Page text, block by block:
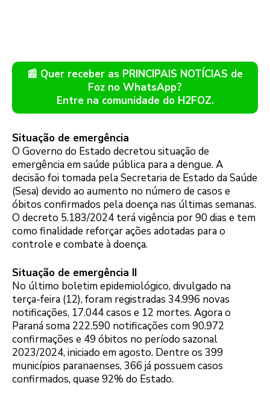
📰 Quer receber as PRINCIPAIS NOTÍCIAS de
Foz no WhatsApp?
Entre na comunidade do H2FOZ.
Situação de emergência
O Governo do Estado decretou situação de
emergência em saúde pública para a dengue. A
decisão foi tomada pela Secretaria de Estado da Saúde
(Sesa) devido ao aumento no número de casos e
óbitos confirmados pela doença nas últimas semanas.
O decreto 5.183/2024 terá vigência por 90 dias e tem
como finalidade reforçar ações adotadas para o
controle e combate à doença.
Situação de emergência II
No último boletim epidemiológico, divulgado na
terça-feira (12), foram registradas 34.996 novas
notificações, 17.044 casos e 12 mortes. Agora o
Paraná soma 222.590 notificações com 90.972
confirmações e 49 óbitos no período sazonal
2023/2024, iniciado em agosto. Dentre os 399
municípios paranaenses, 366 já possuem casos
confirmados, quase 92% do Estado.